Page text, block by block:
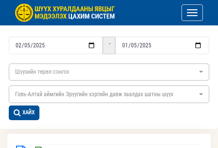
Toggle
-
Шүүхийн төрөл сонгох
Говь-Алтай аймгийн Эрүүгийн хэргийн давж заалдах шатны шүүх
ХАЙХ